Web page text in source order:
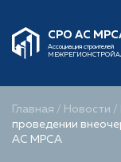
СРО АС
Ассоциация строителей
Главная / Новости /
проведении
АС МРСА